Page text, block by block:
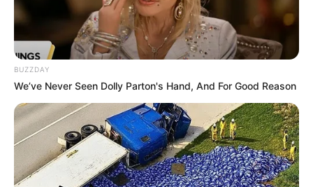
BUZZDAY
We’ve Never Seen Dolly Parton's Hand, And For Good Reason